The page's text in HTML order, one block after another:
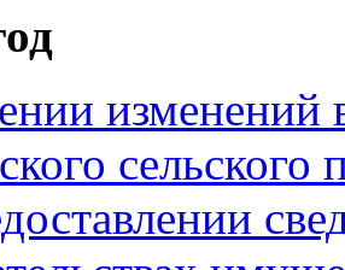
изменений
сельского